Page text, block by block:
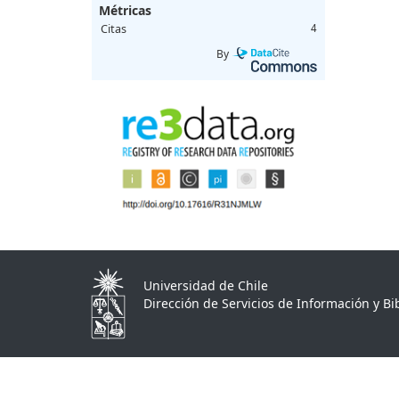
Métricas
Citas 4
By
Universidad de Chile
Dirección de Servicios de Información y